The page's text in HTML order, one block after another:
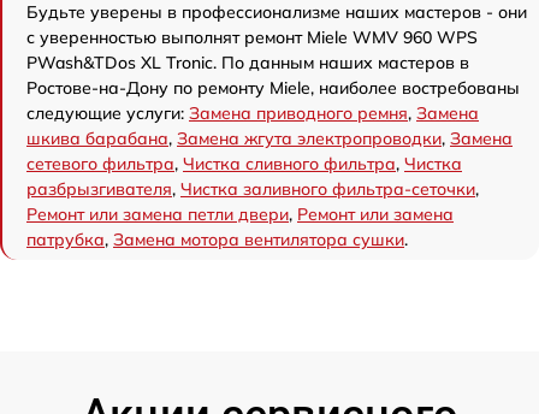
Будьте уверены в профессионализме наших мастеров - они
с уверенностью выполнят ремонт Miele WMV 960 WPS
PWash&TDos XL Tronic. По данным наших мастеров в
Ростове-на-Дону по ремонту Miele, наиболее востребованы
следующие услуги: Замена приводного ремня, Замена
шкива барабана, Замена жгута электропроводки, Замена
сетевого фильтра, Чистка сливного фильтра, Чистка
разбрызгивателя, Чистка заливного фильтра-сеточки,
Ремонт или замена петли двери, Ремонт или замена
патрубка, Замена мотора вентилятора сушки.